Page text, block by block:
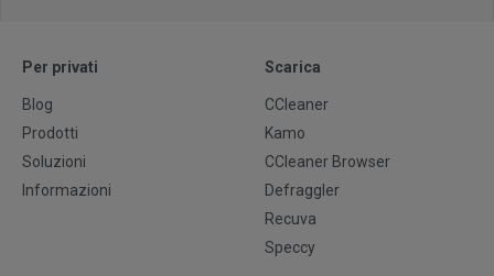
Per privati
Blog
Prodotti
Soluzioni
Informazioni
Scarica
CCleaner
Kamo
CCleaner Browser
Defraggler
Recuva
Speccy